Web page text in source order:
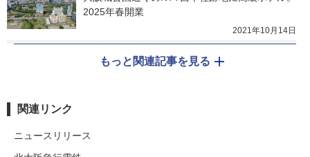
2025年春開業
2021年10月14日
もっと関連記事を見る
関連リンク
ニュースリリース